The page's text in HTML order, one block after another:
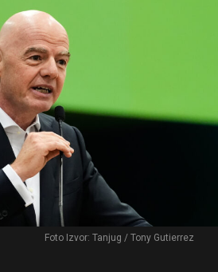
Foto Izvor: Tanjug / Tony Gutierrez